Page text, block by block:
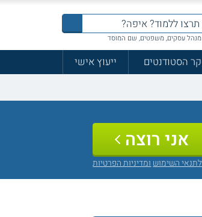
עסקים, משפטים, שם המוסד
הסטודנטים ייעוץ אישי
לתנאי השימושומדיניות הפרטיות
אני רוצה